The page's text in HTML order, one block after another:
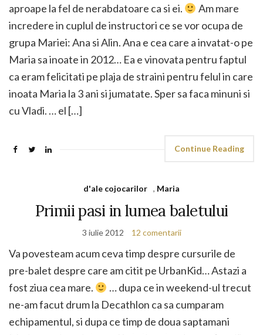
aproape la fel de nerabdatoare ca si ei.
Am mare
incredere in cuplul de instructori ce se vor ocupa de
grupa Mariei: Ana si Alin. Ana e cea care a invatat-o pe
Maria sa inoate in 2012… Ea e vinovata pentru faptul
ca eram felicitati pe plaja de straini pentru felul in care
inoata Maria la 3 ani si jumatate. Sper sa faca minuni si
cu Vladi. … el […]
Continue Reading
d'ale cojocarilor , Maria
Primii pasi in lumea baletului
3 iulie 2012 12 comentarii
Va povesteam acum ceva timp despre cursurile de
pre-balet despre care am citit pe UrbanKid… Astazi a
fost ziua cea mare.
… dupa ce in weekend-ul trecut
ne-am facut drum la Decathlon ca sa cumparam
echipamentul, si dupa ce timp de doua saptamani